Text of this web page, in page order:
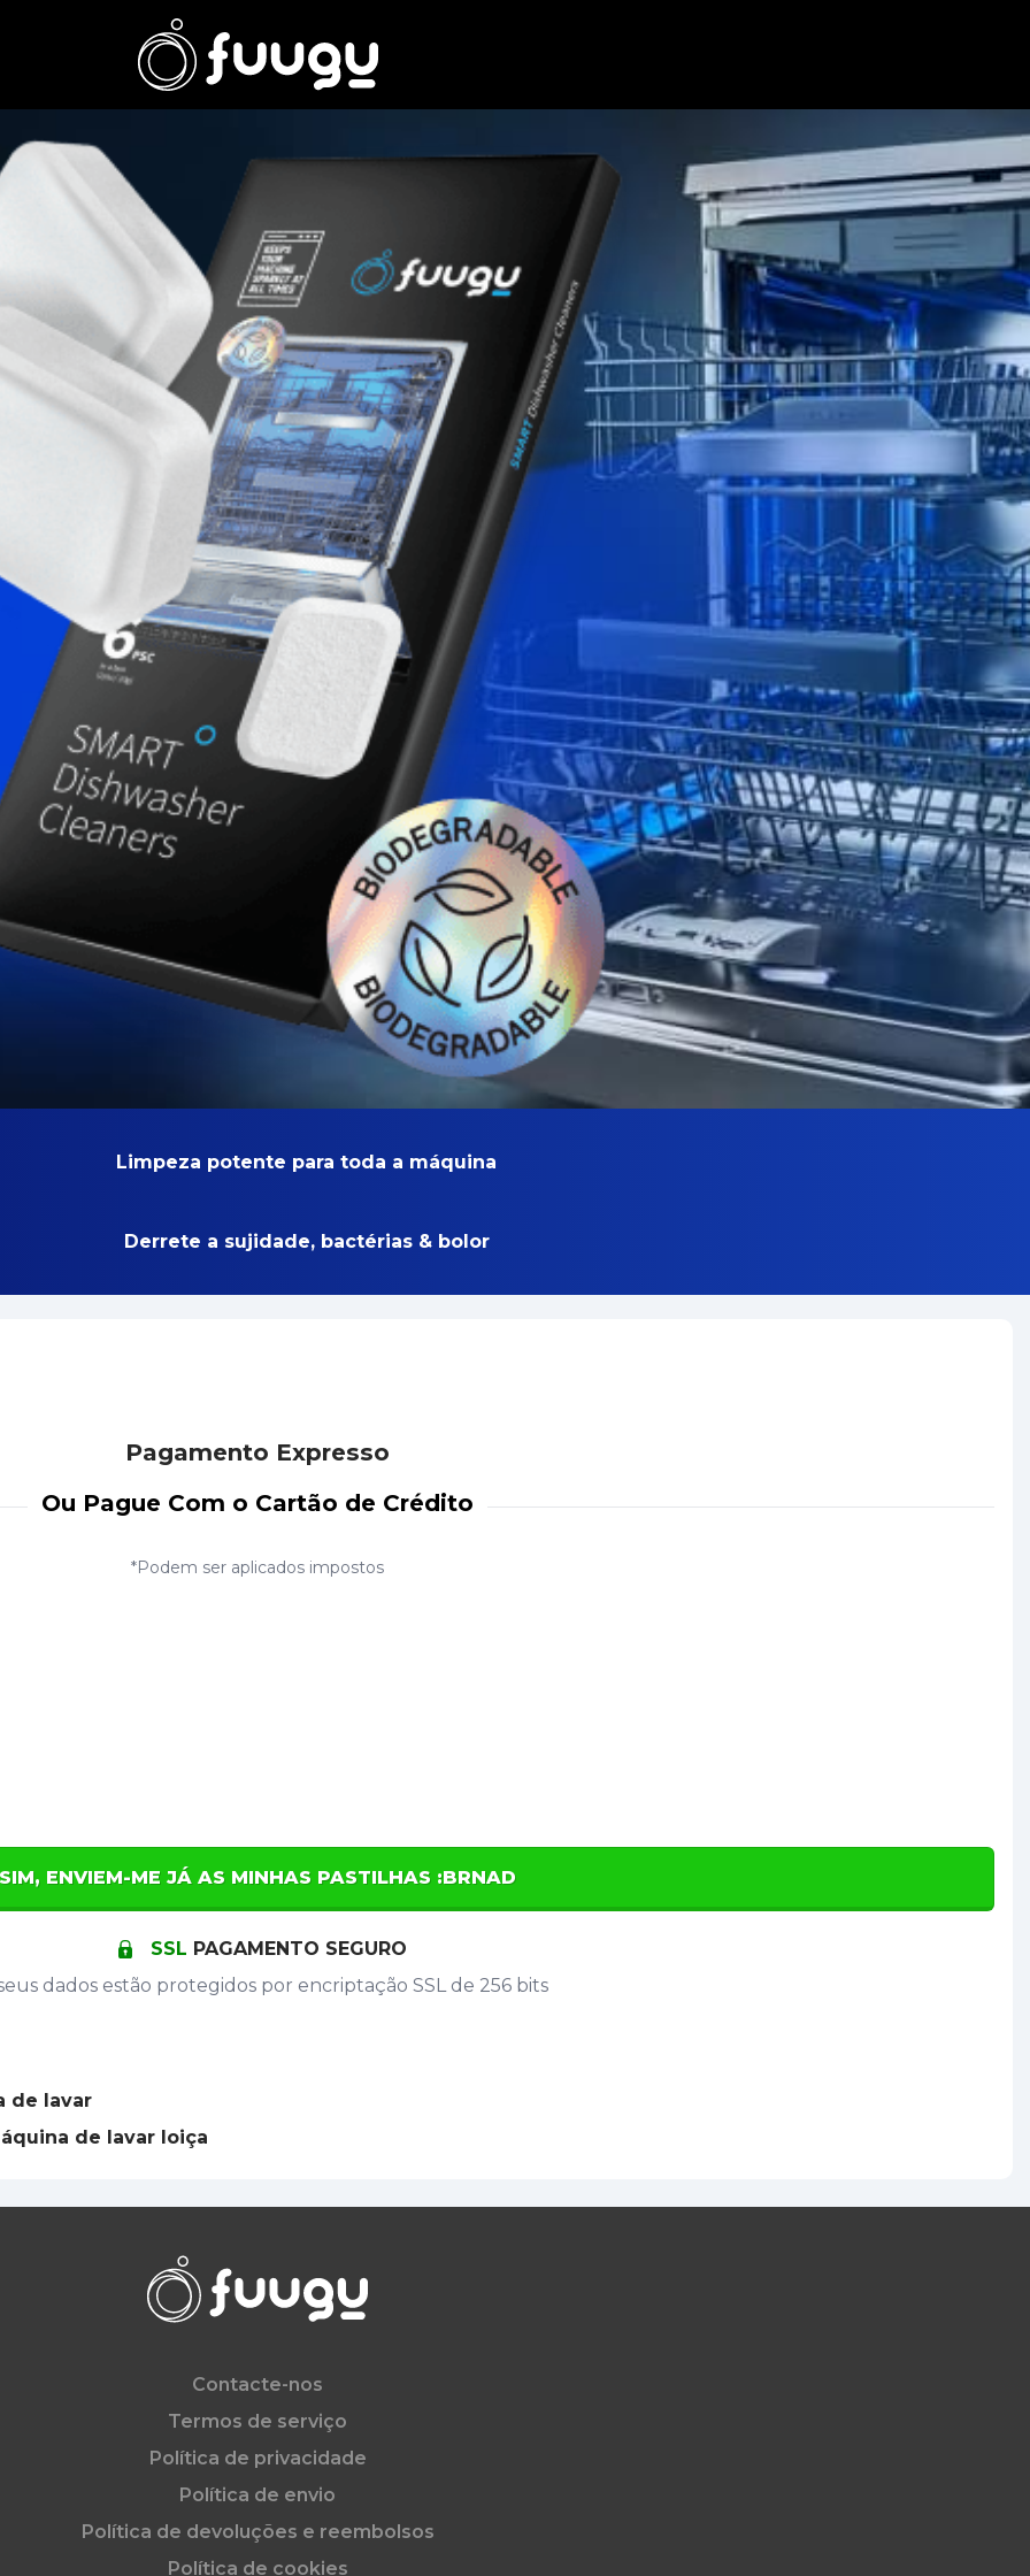
Limpeza potente para toda a máquina
Derrete a sujidade, bactérias & bolor
Pagamento Expresso
Ou Pague Com o Cartão de Crédito
*Podem ser aplicados impostos
SIM, ENVIEM-ME JÁ AS MINHAS PASTILHAS :BRNAD
SSL PAGAMENTO SEGURO
dados estão protegidos por encriptação SSL de 256 bits
de lavar
de lavar loiça
Contacte-nos
Termos de serviço
Política de privacidade
Política de envio
Política de devoluções e reembolsos
Política de cookies